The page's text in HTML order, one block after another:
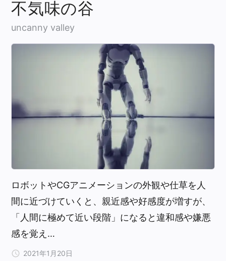
不気味の谷
uncanny valley
ロボットやCGアニメーションの外観や仕草を人
間に近づけていくと、親近感や好感度が増すが、
「人間に極めて近い段階」になると違和感や嫌悪
感を覚え…
2021年1月20日